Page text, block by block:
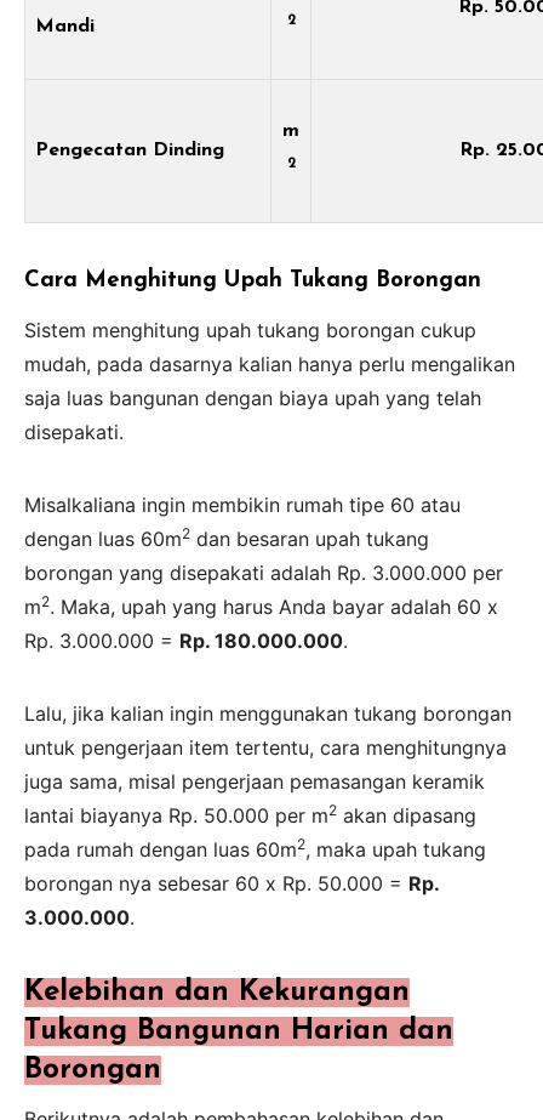
Mandi
2
Rp.
Pengecatan Dinding
m
2
Rp.
Cara Menghitung Upah Tukang Borongan
Sistem menghitung upah tukang borongan cukup
mudah, pada dasarnya kalian hanya perlu mengalikan
saja luas bangunan dengan biaya upah yang telah
disepakati.
Misalkaliana ingin membikin rumah tipe 60 atau
dengan luas 60m2 dan besaran upah tukang
borongan yang disepakati adalah Rp. 3.000.000 per
m2. Maka, upah yang harus Anda bayar adalah 60 x
Rp. 3.000.000 = Rp. 180.000.000.
Lalu, jika kalian ingin menggunakan tukang borongan
untuk pengerjaan item tertentu, cara menghitungnya
juga sama, misal pengerjaan pemasangan keramik
lantai biayanya Rp. 50.000 per m2 akan dipasang
pada rumah dengan luas 60m2, maka upah tukang
borongan nya sebesar 60 x Rp. 50.000 = Rp.
3.000.000.
Kelebihan dan Kekurangan
Tukang Bangunan Harian dan
Borongan